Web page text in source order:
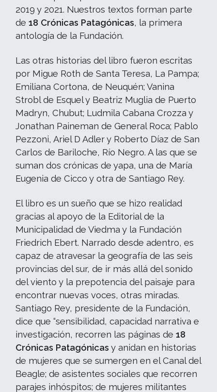
2019 y 2021. Nuestros textos forman parte
de 18 Crónicas Patagónicas, la primera
antología de la Fundación.
Las otras historias del libro fueron escritas
por Migue Roth de Santa Teresa, La Pampa;
Emiliana Cortona, de Neuquén; Vanina
Strobl de Esquel y Beatriz Muglia de Puerto
Madryn, Chubut; Ludmila Cabana Crozza y
Jonathan Paineman de General Roca; Pablo
Pezzoni, Ariel D Adler y Roberto Díaz de San
Carlos de Bariloche, Río Negro. A las que se
suman dos crónicas de yapa, una de María
Eugenia de Cicco y otra de Santiago Rey.
El libro es un sueño que se hizo realidad
gracias al apoyo de la Editorial de la
Municipalidad de Viedma y la Fundación
Friedrich Ebert. Narrado desde adentro, es
capaz de atravesar la geografía de las seis
provincias del sur, de ir más allá del sonido
del viento y la prepotencia del paisaje para
encontrar nuevas voces, otras miradas.
Santiago Rey, presidente de la Fundación,
dice que “sensibilidad, capacidad narrativa e
investigación, recorren las páginas de 18
Crónicas Patagónicas y anidan en historias
de mujeres que se sumergen en el Canal del
Beagle; de asistentes sociales que recorren
parajes inhóspitos; de mujeres militantes